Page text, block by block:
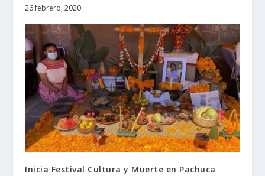
26 febrero, 2020
Inicia Festival Cultura y Muerte en Pachuca